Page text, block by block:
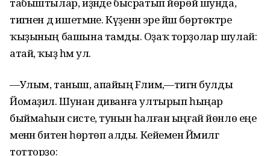
тигәнен дә ишетмәне. Күҙенән эре йәш бөртөктәре
ҡыҙының башына тамды. Оҙаҡ торҙолар шулай:
атай, ҡыҙ һәм ул.
—Улым, таныш, апайың Fәлимә,—тигән булды
Йомаҙил. Шунан диванға ултырып һыңар
быймаһын систе, тунын һалған ыңғай йөнлө еңе
менән битен һөртөп алды. Кейемен Йәмилгә
тотторҙо: